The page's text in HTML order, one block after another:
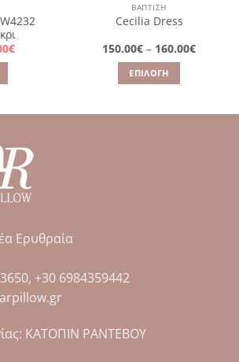
€Η
τρέχουσα
ΒΑΠΤΙΣΗ
Cecilia Dress
150.00€ – 160.00€Price
range:
ΕΠΙΛΟΓΉ
Ερυθραία
+30 6984359442
ΚΑΤΟΠΙΝ ΡΑΝΤΕΒΟΥ